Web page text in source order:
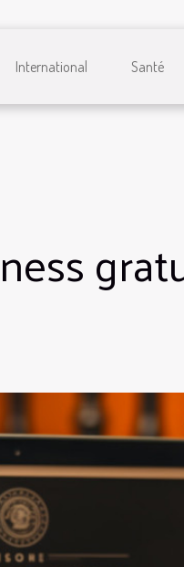
International Santé